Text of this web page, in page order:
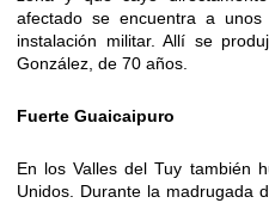
afectado se encuentra a
instalación militar. Allí se
González, de 70 años.
Fuerte Guaicaipuro
En los Valles del Tuy también
Unidos. Durante la madrugada